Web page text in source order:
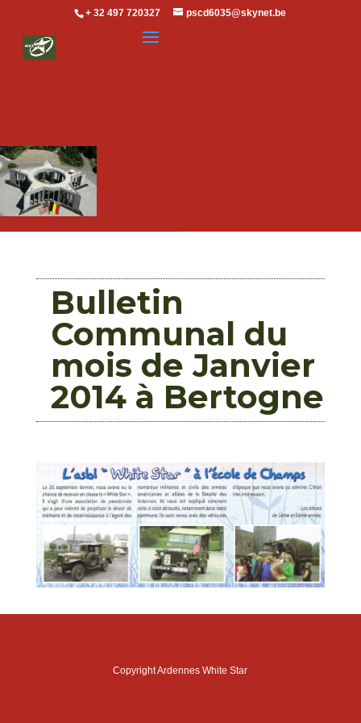
+ 32 497 720327 pscd6035@skynet.be
Bulletin
Communal du
mois de Janvier
2014 à Bertogne
Copyright Ardennes White Star